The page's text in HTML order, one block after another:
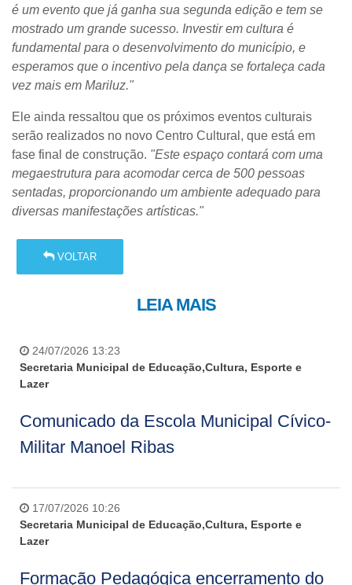
é um evento que já ganha sua segunda edição e tem se
mostrado um grande sucesso. Investir em cultura é
fundamental para o desenvolvimento do município, e
esperamos que o incentivo pela dança se fortaleça cada
vez mais em Mariluz."
Ele ainda ressaltou que os próximos eventos culturais
serão realizados no novo Centro Cultural, que está em
fase final de construção. "Este espaço contará com uma
megaestrutura para acomodar cerca de 500 pessoas
sentadas, proporcionando um ambiente adequado para
diversas manifestações artísticas."
VOLTAR
LEIA MAIS
24/07/2026 13:23
Secretaria Municipal de Educação,Cultura, Esporte e
Lazer
Comunicado da Escola Municipal Cívico-
Militar Manoel Ribas
17/07/2026 10:26
Secretaria Municipal de Educação,Cultura, Esporte e
Lazer
Formação Pedagógica encerramento do